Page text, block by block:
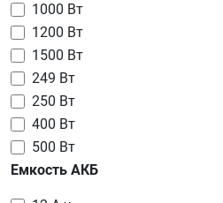
1000 Вт
1200 Вт
1500 Вт
249 Вт
250 Вт
400 Вт
500 Вт
Емкость АКБ